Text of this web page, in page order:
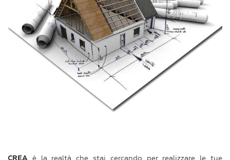
CREA è la realtà che stai cercando per realizzare le tue